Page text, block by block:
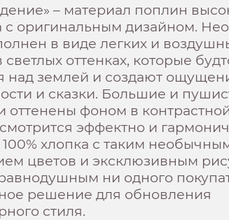
– материал поплин
с оригинальным дизайном.
в виде легких и
светлых оттенках, которые
над землей и создают
и сказки. Большие и
оттенены фоном в
эффектно и
100% хлопка с таким
цветов и эксклюзивным
ни одного
решение для обновления
стиля.